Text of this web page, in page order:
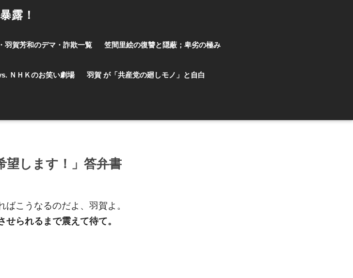
露！
羽賀芳和のデマ・詐欺一覧 笠間里絵の復讐と隠蔽；卑劣の極み
ＮＨＫのお笑い劇場 羽賀 が「共産党の廻しモノ」と自白
望します！」答弁書
こうなるのだよ、羽賀よ。
られるまで震えて待て。